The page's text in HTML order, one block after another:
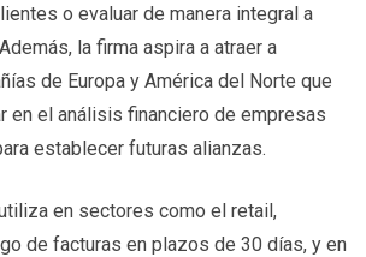
o evaluar de manera integral a
la firma aspira a atraer a
de Europa y América del Norte que
en el análisis financiero de empresas
establecer futuras alianzas.
en sectores como el retail,
de facturas en plazos de 30 días, y en